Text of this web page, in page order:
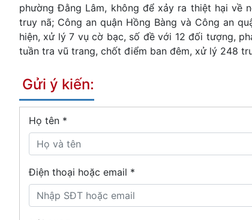
phường Đằng Lâm, không để xảy ra thiệt hại về
truy nã; Công an quận Hồng Bàng và Công an
hiện, xử lý 7 vụ cờ bạc, số đề với 12 đối tượng,
tuần tra vũ trang, chốt điểm ban đêm, xử lý 248
Gửi ý kiến:
Họ tên *
Điện thoại hoặc email *